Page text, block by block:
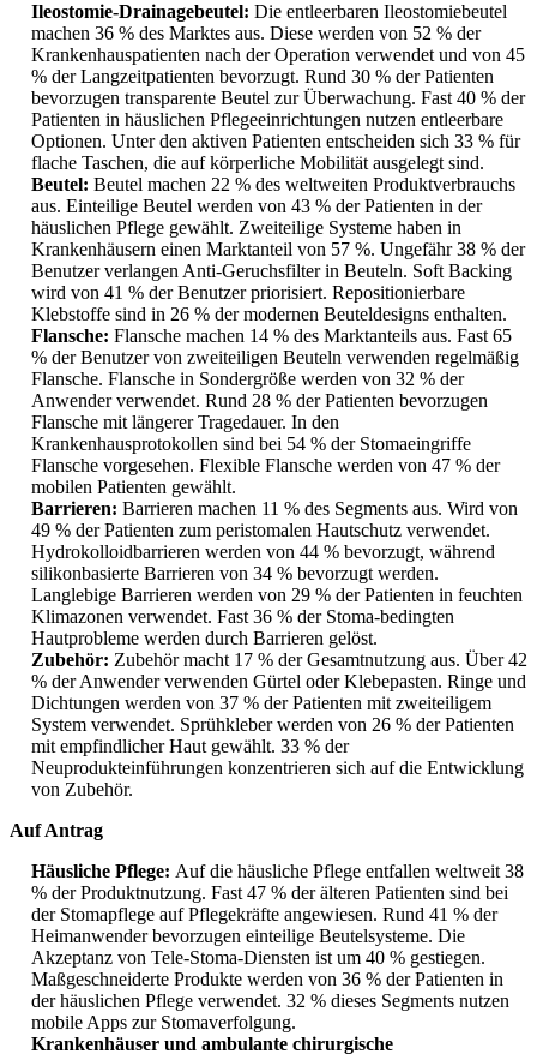
Ileostomie-Drainagebeutel: Die entleerbaren Ileostomiebeutel
machen 36 % des Marktes aus. Diese werden von 52 % der
Krankenhauspatienten nach der Operation verwendet und von 45
% der Langzeitpatienten bevorzugt. Rund 30 % der Patienten
bevorzugen transparente Beutel zur Überwachung. Fast 40 % der
Patienten in häuslichen Pflegeeinrichtungen nutzen entleerbare
Optionen. Unter den aktiven Patienten entscheiden sich 33 % für
flache Taschen, die auf körperliche Mobilität ausgelegt sind.
Beutel: Beutel machen 22 % des weltweiten Produktverbrauchs
aus. Einteilige Beutel werden von 43 % der Patienten in der
häuslichen Pflege gewählt. Zweiteilige Systeme haben in
Krankenhäusern einen Marktanteil von 57 %. Ungefähr 38 % der
Benutzer verlangen Anti-Geruchsfilter in Beuteln. Soft Backing
wird von 41 % der Benutzer priorisiert. Repositionierbare
Klebstoffe sind in 26 % der modernen Beuteldesigns enthalten.
Flansche: Flansche machen 14 % des Marktanteils aus. Fast 65
% der Benutzer von zweiteiligen Beuteln verwenden regelmäßig
Flansche. Flansche in Sondergröße werden von 32 % der
Anwender verwendet. Rund 28 % der Patienten bevorzugen
Flansche mit längerer Tragedauer. In den
Krankenhausprotokollen sind bei 54 % der Stomaeingriffe
Flansche vorgesehen. Flexible Flansche werden von 47 % der
mobilen Patienten gewählt.
Barrieren: Barrieren machen 11 % des Segments aus. Wird von
49 % der Patienten zum peristomalen Hautschutz verwendet.
Hydrokolloidbarrieren werden von 44 % bevorzugt, während
silikonbasierte Barrieren von 34 % bevorzugt werden.
Langlebige Barrieren werden von 29 % der Patienten in feuchten
Klimazonen verwendet. Fast 36 % der Stoma-bedingten
Hautprobleme werden durch Barrieren gelöst.
Zubehör: Zubehör macht 17 % der Gesamtnutzung aus. Über 42
% der Anwender verwenden Gürtel oder Klebepasten. Ringe und
Dichtungen werden von 37 % der Patienten mit zweiteiligem
System verwendet. Sprühkleber werden von 26 % der Patienten
mit empfindlicher Haut gewählt. 33 % der
Neuprodukteinführungen konzentrieren sich auf die Entwicklung
von Zubehör.
Auf Antrag
Häusliche Pflege: Auf die häusliche Pflege entfallen weltweit 38
% der Produktnutzung. Fast 47 % der älteren Patienten sind bei
der Stomapflege auf Pflegekräfte angewiesen. Rund 41 % der
Heimanwender bevorzugen einteilige Beutelsysteme. Die
Akzeptanz von Tele-Stoma-Diensten ist um 40 % gestiegen.
Maßgeschneiderte Produkte werden von 36 % der Patienten in
der häuslichen Pflege verwendet. 32 % dieses Segments nutzen
mobile Apps zur Stomaverfolgung.
Krankenhäuser und ambulante chirurgische